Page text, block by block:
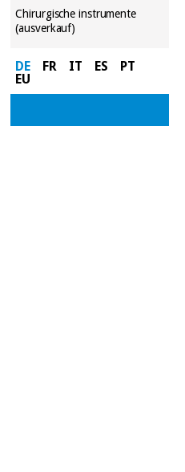
Chirurgische instrumente
(ausverkauf)
DE FR IT ES
PT
EU